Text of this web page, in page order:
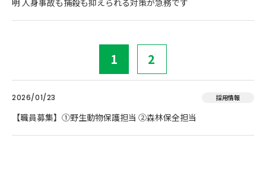
1 2
2026/01/23 採用情報
【職員募集】①野生動物保護担当 ②森林保全担当